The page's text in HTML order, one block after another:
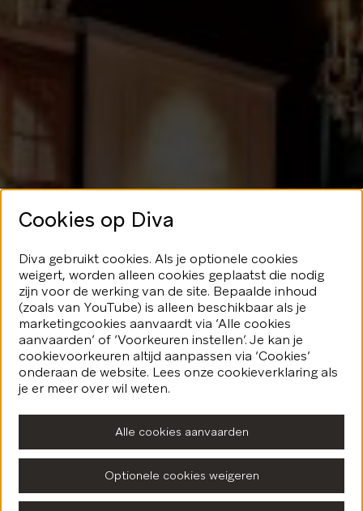
Geen glans
hier
We speelden je blijkbaar even
kwijt...Geen nood, er valt nog veel
fonkeling te ontdekken.
Terug naar de homepagina
Cookies op Diva
Diva gebruikt cookies. Als je optionele cookies
weigert, worden alleen cookies geplaatst die nodig
zijn voor de werking van de site. Bepaalde inhoud
(zoals van YouTube) is alleen beschikbaar als je
marketingcookies aanvaardt via ‘Alle cookies
aanvaarden’ of ‘Voorkeuren instellen’. Je kan je
cookievoorkeuren altijd aanpassen via ‘Cookies’
onderaan de website. Lees onze cookieverklaring als
je er meer over wil weten.
Alle cookies aanvaarden
Optionele cookies weigeren